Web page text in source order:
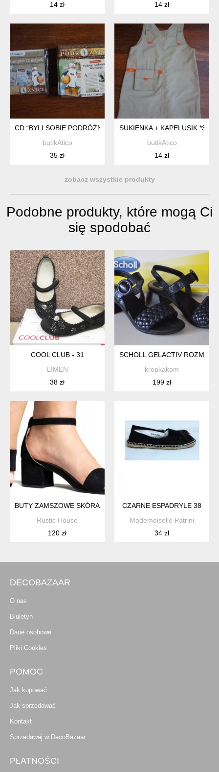
14 zł
14 zł
CD “BYLI SOBIE PODRÓŻNICY" *8
butikAtico
35 zł
SUKIENKA + KAPELUSIK *39
butikAtico
14 zł
zobacz wszystkie produkty
Podobne produkty, które mogą Ci
się spodobać
COOL CLUB - 31
LIMEN
38 zł
SCHOLL GELACTIV ROZMIAR
kropkakom
199 zł
BUTY ZAMSZOWE SKÓRA
Rustic House
120 zł
CZARNE ESPADRYLE 38
Mademoiselle Patrini
34 zł
DECOBAZAAR
O nas
Biuletyn
Dane osobowe
Pliki Cookies
POMOC
Jak kupować
Jak sprzedawać
Kontakt
Sprzedawaj w DecoBazaar
PŁATNOŚCI